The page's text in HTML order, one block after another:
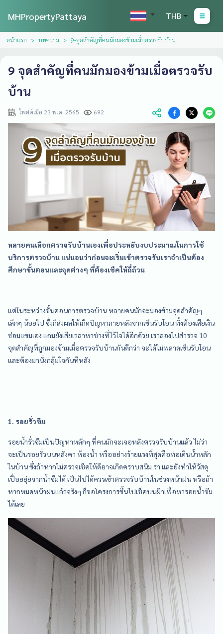
MHPropertyPattaya THB
หน้าแรก บทความ 9-จุดสำคัญที่คนมักมองข้ามเมื่อตรวจรับบ้าน
9 จุดสำคัญที่คนมักมองข้ามเมื่อตรวจรับ
บ้าน
โพสต์เมื่อ 23 พ.ค. 2565 692
หลายคนเลือกตรวจรับบ้านเองเพื่อประหยับงบประมาณในการใช้
บริการตรวจบ้าน แน่นอนว่าก่อนจะเริ่มเข้าตรวจรับเราจำเป็นต้อง
ศึกษาขั้นตอนและจุดต่างๆ ที่ต้องเช็คให้ถี่ถ้วน
แต่ในระหว่างขั้นตอนการตรวจบ้าน หลายคนมักจะมองข้ามจุดสำคัญๆ
เล็กๆ น้อยไป ซึ่งก็ส่งผลให้เกิดปัญหาภายหลังจากเซ็นรับโอน ทั้งต้องเสียเงิน
ซ่อมแซมเอง แถมยังเสียเวลาหาช่างที่ไว้ใจได้อีกด้วย เราลองไปสำรวจ 10
จุดสำคัญที่ถูกมองข้ามเมื่อตรวจรับบ้านกันดีกว่า จะได้ไม่พลาดเซ็นรับโอน
และต้องมานั่งกลุ้มใจกันทีหลัง
1. รอยรั่วซึม
รอยน้ำรั่วซึมเป็นปัญหาหลักๆ ที่คนมักจะเจอหลังตรวจรับบ้านแล้ว ไม่ว่า
จะเป็นรอยรั่วบนหลังคา ห้องน้ำ หรืออย่างร้ายแรงที่สุดคือท่อเดินน้ำหลัก
ในบ้าน ซึ่งถ้าหากไม่ตรวจเช็คให้ดีอาจเกิดคราบสนิม รา และยังทำให้วัสดุ
เปื่อยยุ่ยจากน้ำซึมได้ เป็นไปได้ควรเข้าตรวจรับบ้านในช่วงหน้าฝน หรือถ้า
หากหมดหน้าฝนแล้วจริงๆ ก็ขอโครงการขึ้นไปเช็คบนฝ้าเพื่อหารอยน้ำซึม
ได้เลย